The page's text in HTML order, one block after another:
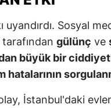
Aksaray
Sosyal
tarafından gülünç ve
büyük bir
olay, İstanbul'daki